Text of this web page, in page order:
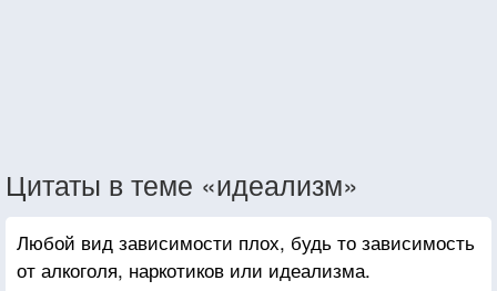
Цитаты в теме «идеализм»
Любой вид зависимости плох, будь то зависимость
от алкоголя, наркотиков или идеализма.